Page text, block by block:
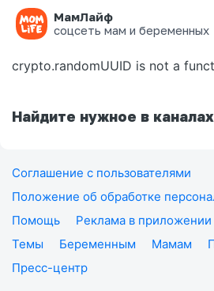
МамЛайф
соцсеть мам и беременных
Ошибка на странице
crypto.randomUUID is not a
Найдите нужное в каналах
Соглашение с пользователями
Положение об обработке
Помощь
Реклама в приложении
Темы
Беременным Мамам
Пресс-центр